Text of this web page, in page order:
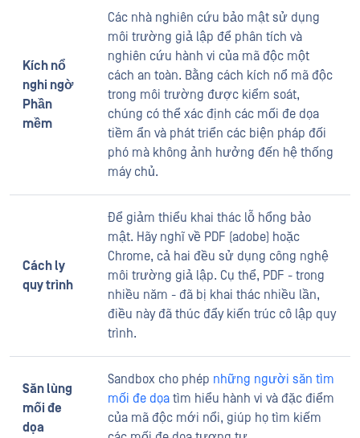
Kích nổ
nghi ngờ
Phần
mềm
Các nhà nghiên cứu bảo mật sử dụng
môi trường giả lập để phân tích và
nghiên cứu hành vi của mã độc một
cách an toàn. Bằng cách kích nổ mã độc
trong môi trường được kiểm soát,
chúng có thể xác định các mối đe dọa
tiềm ẩn và phát triển các biện pháp đối
phó mà không ảnh hưởng đến hệ thống
máy chủ.
Cách ly
quy trình
Để giảm thiểu khai thác lỗ hổng bảo
mật. Hãy nghĩ về PDF (adobe) hoặc
Chrome, cả hai đều sử dụng công nghệ
môi trường giả lập. Cụ thể, PDF - trong
nhiều năm - đã bị khai thác nhiều lần,
điều này đã thúc đẩy kiến trúc cô lập quy
trình.
Săn lùng
mối đe
dọa
Sandbox cho phép những người săn tìm
mối đe dọa tìm hiểu hành vi và đặc điểm
của mã độc mới nổi, giúp họ tìm kiếm